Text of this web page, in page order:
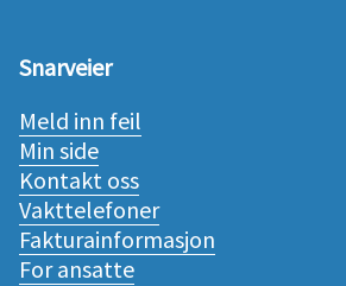
Snarveier
Meld inn feil
Min side
Kontakt oss
Vakttelefoner
Fakturainformasjon
For ansatte